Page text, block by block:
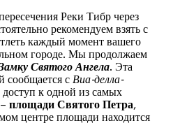
Реки Тибр через
рекомендуем взять с
каждый момент вашего
городе. Мы продолжаем
Святого Ангела. Эта
сообщается с Виа-делла-
доступ к одной из самых
площади Святого Петра,
центре площади находится